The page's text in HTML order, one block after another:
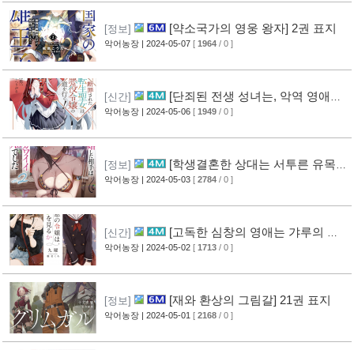
[정보] [약소국가의 영웅 왕자] 2권 표지
악어농장 | 2024-05-07 [ 1964 / 0 ]
[신간]
[단죄된 전생 성녀는, 악역 영애의
길을 간다!] 1권 표지
악어농장 | 2024-05-06 [ 1949 / 0 ]
[정보]
[학생결혼한 상대는 서투른 유목민
족의 공주였습니다] 2권 표지
악어농장 | 2024-05-03 [ 2784 / 0 ]
[신간]
[고독한 심창의 영애는 갸루의 꿈
을 꾸는가?] 1권 표지
악어농장 | 2024-05-02 [ 1713 / 0 ]
[정보] [재와 환상의 그림갈] 21권 표지
악어농장 | 2024-05-01 [ 2168 / 0 ]